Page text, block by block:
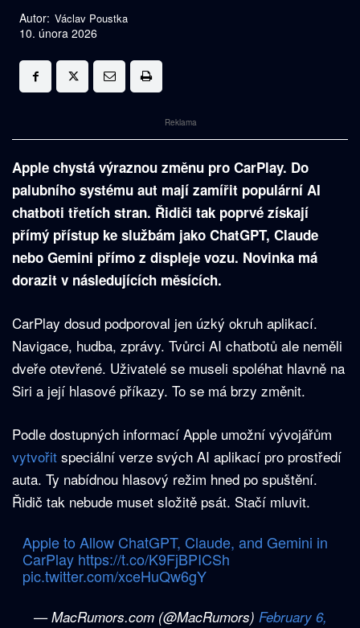
Autor: Václav Poustka
10. února 2026
Reklama
Apple chystá výraznou změnu pro CarPlay. Do
palubního systému aut mají zamířit populární AI
chatboti třetích stran. Řidiči tak poprvé získají
přímý přístup ke službám jako ChatGPT, Claude
nebo Gemini přímo z displeje vozu. Novinka má
dorazit v následujících měsících.
CarPlay dosud podporoval jen úzký okruh aplikací.
Navigace, hudba, zprávy. Tvůrci AI chatbotů ale neměli
dveře otevřené. Uživatelé se museli spoléhat hlavně na
Siri a její hlasové příkazy. To se má brzy změnit.
Podle dostupných informací Apple umožní vývojářům
vytvořit speciální verze svých AI aplikací pro prostředí
auta. Ty nabídnou hlasový režim hned po spuštění.
Řidič tak nebude muset složitě psát. Stačí mluvit.
Apple to Allow ChatGPT, Claude, and Gemini in
CarPlay https://t.co/K9FjBPICSh
pic.twitter.com/xceHuQw6gY
— MacRumors.com (@MacRumors) February 6,